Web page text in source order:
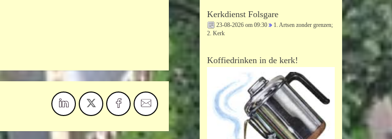
Kerkdienst Folsgare
23-08-2026 om 09:30
1. Artsen zonder grenzen;
2. Kerk
Koffiedrinken in de kerk!